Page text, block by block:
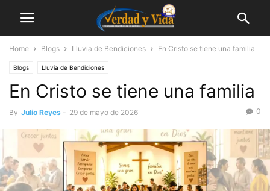
Home Blogs Lluvia de Bendiciones En Cristo se tiene una familia
Blogs Lluvia de Bendiciones
En Cristo se tiene una familia
By Julio Reyes - 29 de mayo de 2026 0